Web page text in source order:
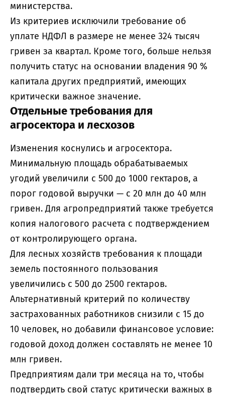
министерства.
Из критериев исключили требование об
уплате НДФЛ в размере не менее 324 тысяч
гривен за квартал. Кроме того, больше нельзя
получить статус на основании владения 90 %
капитала других предприятий, имеющих
критически важное значение.
Отдельные требования для
агросектора и лесхозов
Изменения коснулись и агросектора.
Минимальную площадь обрабатываемых
угодий увеличили с 500 до 1000 гектаров, а
порог годовой выручки — с 20 млн до 40 млн
гривен. Для агропредприятий также требуется
копия налогового расчета с подтверждением
от контролирующего органа.
Для лесных хозяйств требования к площади
земель постоянного пользования
увеличились с 500 до 2500 гектаров.
Альтернативный критерий по количеству
застрахованных работников снизили с 15 до
10 человек, но добавили финансовое условие:
годовой доход должен составлять не менее 10
млн гривен.
Предприятиям дали три месяца на то, чтобы
подтвердить свой статус критически важных в